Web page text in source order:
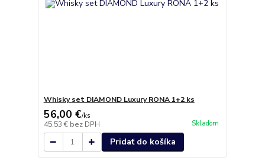
Whisky set DIAMOND Luxury RONA 1+2 ks
56,00 €/ks
45,53 € bez DPH Skladom
Pridať do košíka